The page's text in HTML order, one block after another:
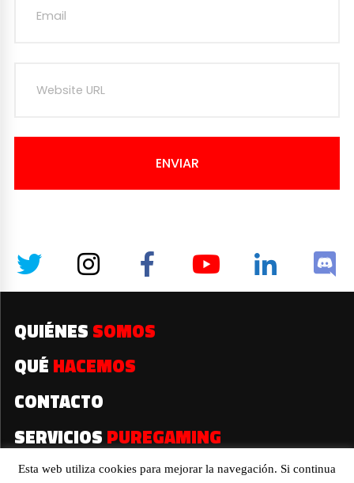
ENVIAR
QUIÉNES SOMOS
QUÉ HACEMOS
CONTACTO
SERVICIOS PUREGAMING
Esta web utiliza cookies para mejorar la navegación. Si continua